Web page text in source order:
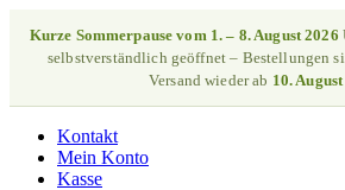
Kurze Sommerpause vom 1. – 8. August 2026
selbstverständlich geöffnet – Bestellungen
Versand wieder ab 10.
Kontakt
Mein Konto
Kasse